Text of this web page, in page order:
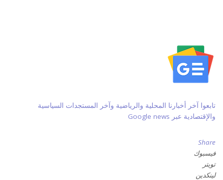
تابعوا آخر أخبارنا المحلية والرياضية وآخر المستجدات السياسية
والإقتصادية عبر Google news
Share
فيسبوك
تويتر
لينكدين